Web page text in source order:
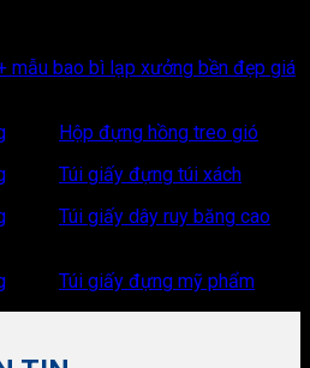
mẫu bao bì lạp xưởng bền đẹp giá
Hộp đựng hồng treo gió
Túi giấy đựng túi xách
Túi giấy dây ruy băng cao
Túi giấy đựng mỹ phẩm